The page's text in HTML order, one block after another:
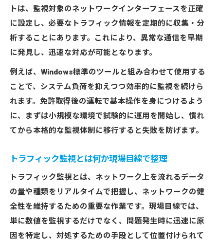
トは、監視対象のネットワークインターフェースを正確
に設定し、必要なトラフィック情報を定期的に収集・分
析することにあります。これにより、異常な通信を早期
に発見し、迅速な対応が可能となります。
例えば、Windows標準のツールと組み合わせて使用する
ことで、システム負荷を抑えつつ効率的に監視を続けら
れます。免許取得後の運転で基本操作を身につけるよう
に、まずは小規模な環境で試験的に運用を開始し、慣れ
てから本格的な監視体制に移行すると失敗を防げます。
トラフィック監視とは何か現場目線で整理
トラフィック監視とは、ネットワーク上を流れるデータ
の量や種類をリアルタイムで把握し、ネットワークの健
全性を維持するための重要な作業です。現場目線では、
単に数値を監視するだけでなく、問題発生時に迅速に原
因を特定し、対処するための手段として位置付けられて